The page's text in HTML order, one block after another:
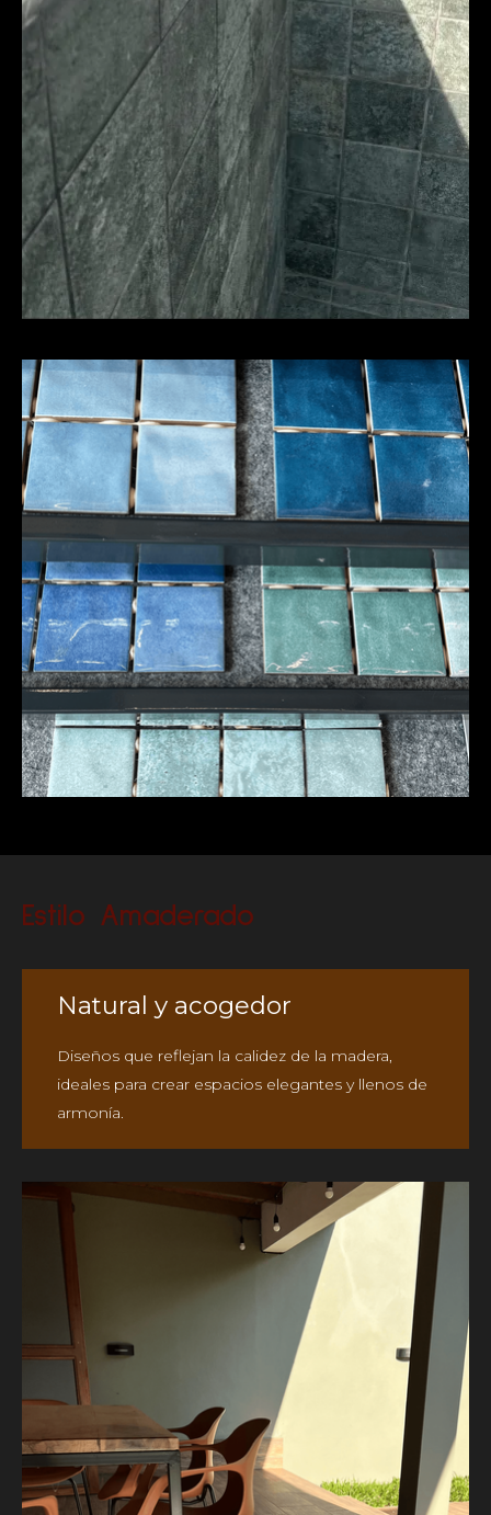
Estilo Amaderado
Natural y acogedor
Diseños que reflejan la calidez de la madera,
ideales para crear espacios elegantes y llenos de
armonía.